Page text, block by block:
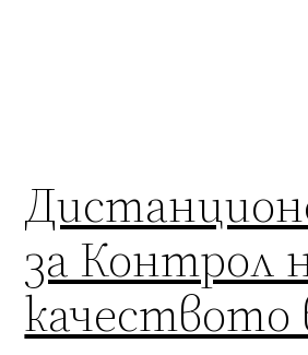
за Контрол
качеството